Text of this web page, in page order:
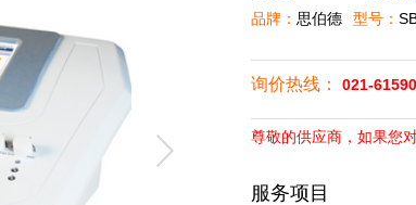
品牌： 思伯德 型号：
询价热线： 021-
尊敬的供应商，如果您
服务项目